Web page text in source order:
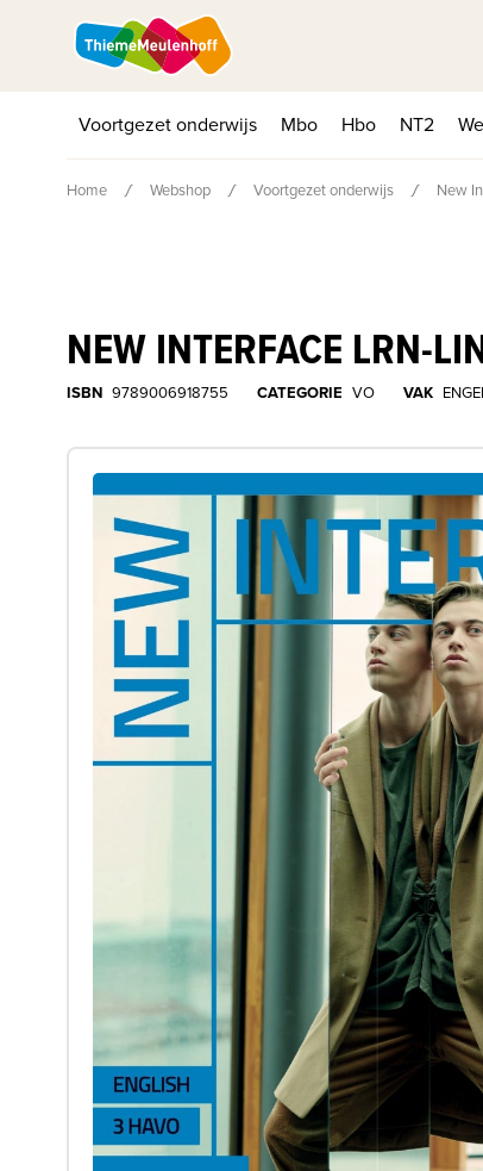
Voortgezet onderwijs Mbo Hbo NT2
Home Webshop Voortgezet onderwijs New
NEW INTERFACE LRN-
ISBN 9789006918755 CATEGORIE VO VAK